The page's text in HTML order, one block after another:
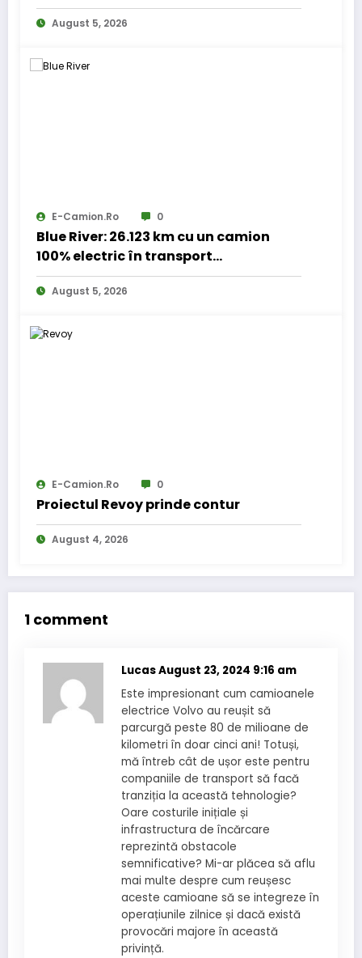
August 5, 2026
E-Camion.ro 0
Blue River: 26.123 km cu un camion
100% electric în transport
internațional
August 5, 2026
E-Camion.ro 0
Proiectul Revoy prinde contur
August 4, 2026
1 comment
LucasAugust 23, 2024 9:16 am
Este impresionant cum camioanele
electrice Volvo au reușit să
parcurgă peste 80 de milioane de
kilometri în doar cinci ani! Totuși,
mă întreb cât de ușor este pentru
companiile de transport să facă
tranziția la această tehnologie?
Oare costurile inițiale și
infrastructura de încărcare
reprezintă obstacole
semnificative? Mi-ar plăcea să aflu
mai multe despre cum reușesc
aceste camioane să se integreze în
operațiunile zilnice și dacă există
provocări majore în această
privință.